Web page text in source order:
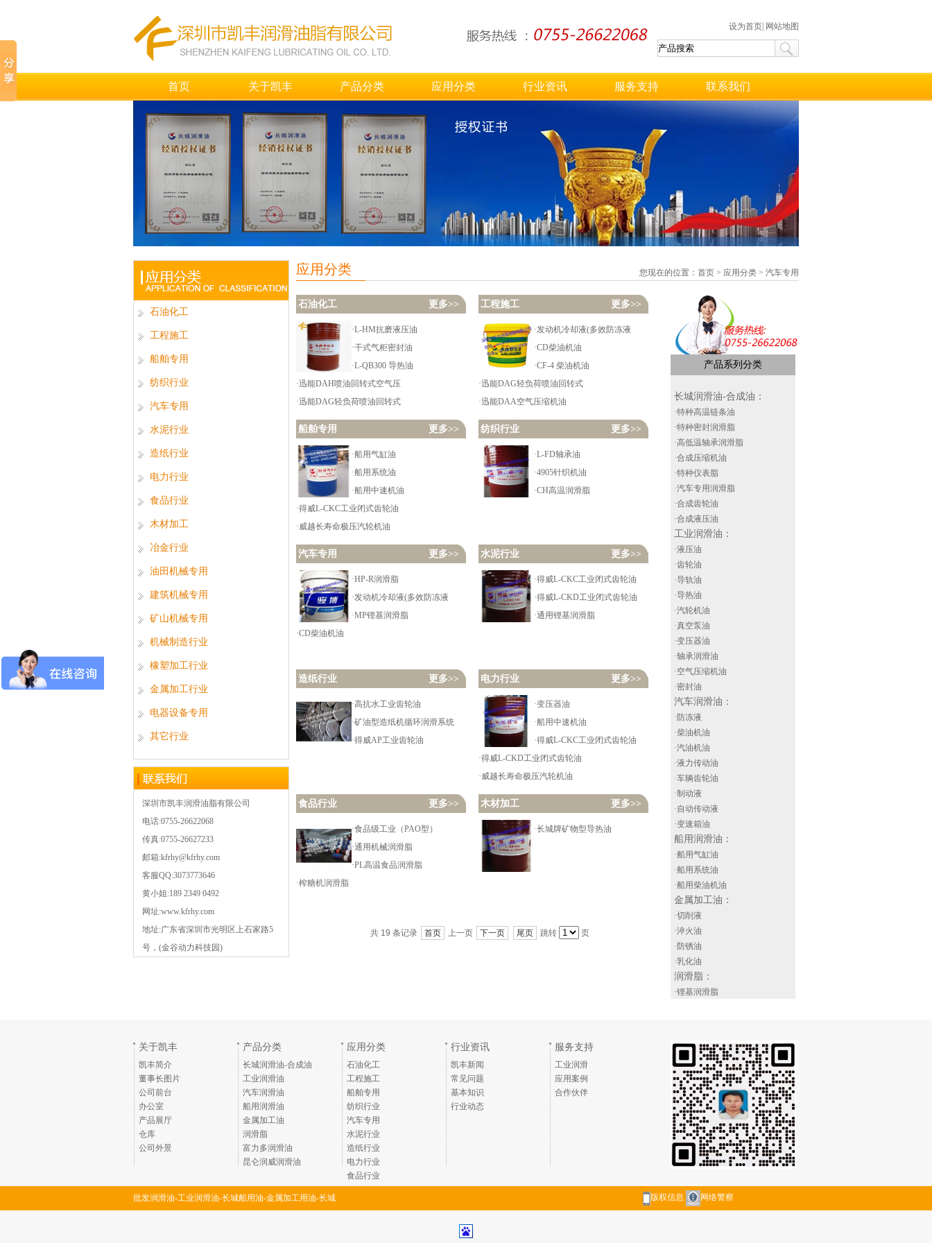
设为首页 网站地图
首页 关于凯丰 产品分类 应用分类 行业资讯 服务支持 联系我们
石油化工
工程施工
船舶专用
纺织行业
汽车专用
水泥行业
造纸行业
电力行业
食品行业
木材加工
冶金行业
油田机械专用
建筑机械专用
矿山机械专用
机械制造行业
橡塑加工行业
金属加工行业
电器设备专用
其它行业
深圳市凯丰润滑油脂有限公司
电话:0755-26622068
传真:0755-26627233
邮箱:kfrhy@kfrhy.com
客服QQ:3073773646
黄小姐:189 2349 0492
网址:www.kfrhy.com
地址:广东省深圳市光明区上石家路5
号，(金谷动力科技园)
应用分类 您现在的位置： 首页 > 应用分类 > 汽车专用
石油化工 更多>>
·L-HM抗磨液压油
·干式气柜密封油
·L-QB300 导热油
·迅能DAH喷油回转式空气压
·迅能DAG轻负荷喷油回转式
工程施工 更多>>
·发动机冷却液(多效防冻液
·CD柴油机油
·CF-4 柴油机油
·迅能DAG轻负荷喷油回转式
·迅能DAA空气压缩机油
船舶专用 更多>>
·船用气缸油
·船用系统油
·船用中速机油
·得威L-CKC工业闭式齿轮油
·威越长寿命极压汽轮机油
纺织行业 更多>>
·L-FD轴承油
·4905针织机油
·CH高温润滑脂
汽车专用 更多>>
·HP-R润滑脂
·发动机冷却液(多效防冻液
·MP锂基润滑脂
·CD柴油机油
水泥行业 更多>>
·得威L-CKC工业闭式齿轮油
·得威L-CKD工业闭式齿轮油
·通用锂基润滑脂
造纸行业 更多>>
·高抗水工业齿轮油
·矿油型造纸机循环润滑系统
·得威AP工业齿轮油
电力行业 更多>>
·变压器油
·船用中速机油
·得威L-CKC工业闭式齿轮油
·得威L-CKD工业闭式齿轮油
·威越长寿命极压汽轮机油
食品行业 更多>>
·食品级工业（PAO型）
·通用机械润滑脂
·PL高温食品润滑脂
·榨糖机润滑脂
木材加工 更多>>
·长城牌矿物型导热油
共 19 条记录 首页 上一页 下一页 尾页 跳转 页
产品系列分类
长城润滑油-合成油 ：
·特种高温链条油
·特种密封润滑脂
·高低温轴承润滑脂
·合成压缩机油
·特种仪表脂
·汽车专用润滑脂
·合成齿轮油
·合成液压油
工业润滑油 ：
·液压油
·齿轮油
·导轨油
·导热油
·汽轮机油
·真空泵油
·变压器油
·轴承润滑油
·空气压缩机油
·密封油
汽车润滑油 ：
·防冻液
·柴油机油
·汽油机油
·液力传动油
·车辆齿轮油
·制动液
·自动传动液
·变速箱油
船用润滑油 ：
·船用气缸油
·船用系统油
·船用柴油机油
金属加工油 ：
·切削液
·淬火油
·防锈油
·乳化油
润滑脂 ：
·锂基润滑脂
富力多润滑油 ：
昆仑润威润滑油：
关于凯丰
凯丰简介
董事长图片
公司前台
办公室
产品展厅
仓库
公司外景
产品分类
长城润滑油-合成油
工业润滑油
汽车润滑油
船用润滑油
金属加工油
润滑脂
富力多润滑油
昆仑润威润滑油
应用分类
石油化工
工程施工
船舶专用
纺织行业
汽车专用
水泥行业
造纸行业
电力行业
食品行业
行业资讯
凯丰新闻
常见问题
基本知识
行业动态
服务支持
工业润滑
应用案例
合作伙伴
批发润滑油-工业润滑油-长城船用油-金属加工用油-长城 版权信息 网络警察